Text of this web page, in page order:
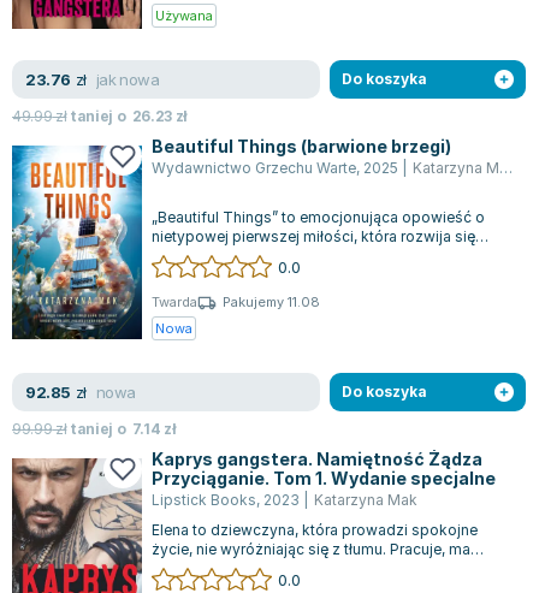
Używana
23.76 zł jak nowa
49.99złtaniej o 26.23 zł
Do koszyka
Beautiful Things (barwione brzegi)
Wydawnictwo Grzechu Warte, 2025 Katarzyna Mak
„Beautiful Things” to emocjonująca opowieść o
nietypowej pierwszej miłości, która rozwija się
wśród dźwięków pełnej mocy muzyki. G...
0.0
Twarda
Pakujemy 11.08
Nowa
92.85 zł nowa
99.99złtaniej o 7.14 zł
Do koszyka
Kaprys gangstera. Namiętność Żądza
Przyciąganie. Tom 1. Wydanie specjalne
Lipstick Books, 2023
Katarzyna Mak
Elena to dziewczyna, która prowadzi spokojne
życie, nie wyróżniając się z tłumu. Pracuje, ma
narzeczonego, z którym snuje plany na...
0.0